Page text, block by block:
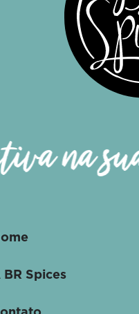
nossas redes
na
BR Spices